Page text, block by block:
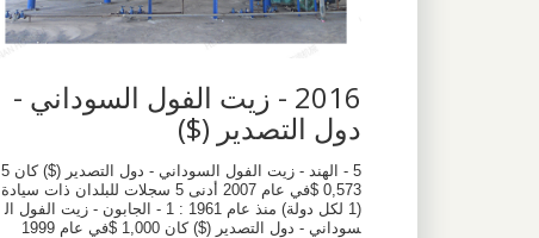
2016 - زيت الفول السوداني -
دول التصدير ($)
5 - الهند - زيت الفول السوداني - دول التصدير ($) كان 5
0,573 $في عام 2007 أدنى 5 سجلات للبلدان ذات سيادة
(1 لكل دولة) منذ عام 1961 : 1 - الجابون - زيت الفول ال
سوداني - دول التصدير ($) كان 1,000 $في عام 1999